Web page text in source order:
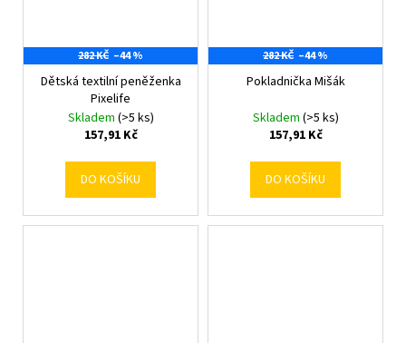
282 KČ –44 %
Dětská textilní peněženka
Pixelife
Skladem (>5 ks)
157,91 Kč
DO KOŠÍKU
282 KČ –44 %
Pokladnička Mišák
Skladem (>5 ks)
157,91 Kč
DO KOŠÍKU